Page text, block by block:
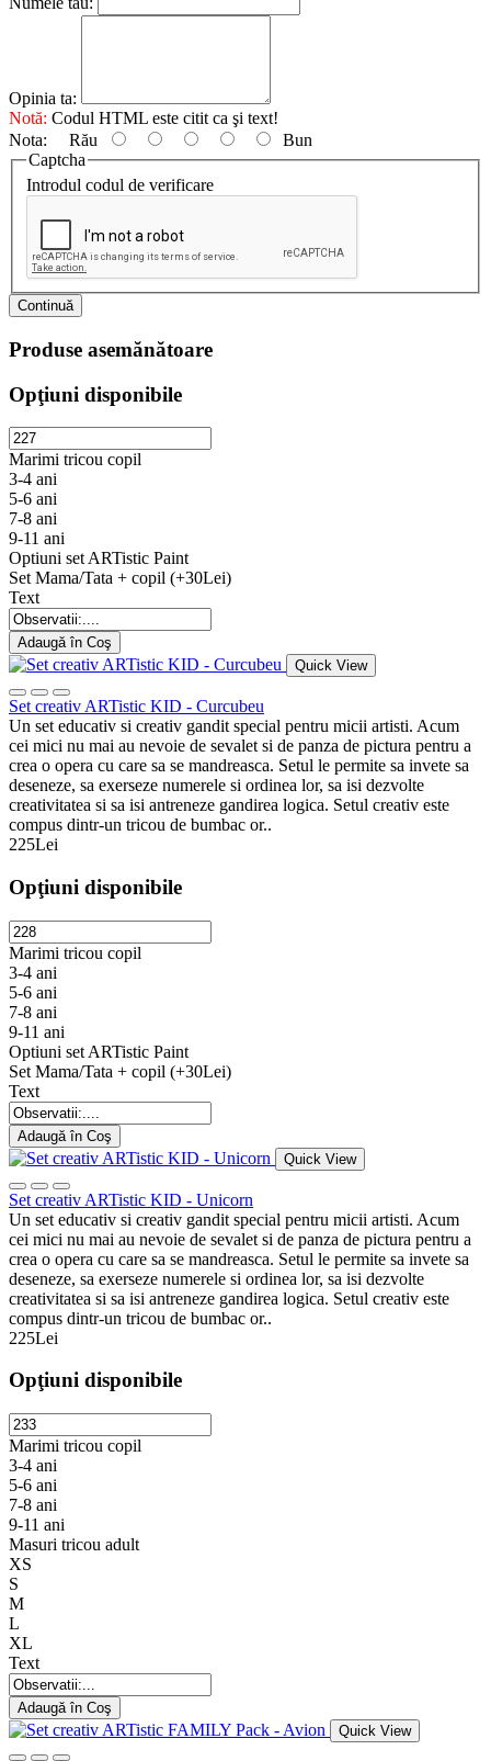
Opinia ta:
Notă: Codul HTML este citit ca şi text!
Nota: Rău
Bun
Captcha
Introdul codul de verificare
Continuă
Produse asemănătoare
Opţiuni disponibile
Marimi tricou copil
3-4 ani
5-6 ani
7-8 ani
9-11 ani
Optiuni set ARTistic Paint
Set Mama/Tata + copil (+30Lei)
Text
Adaugă în Coş
Quick View
Set creativ ARTistic KID - Curcubeu
Un set educativ si creativ gandit special pentru micii artisti. Acum
cei mici nu mai au nevoie de sevalet si de panza de pictura pentru a
crea o opera cu care sa se mandreasca. Setul le permite sa invete sa
deseneze, sa exerseze numerele si ordinea lor, sa isi dezvolte
creativitatea si sa isi antreneze gandirea logica. Setul creativ este
compus dintr-un tricou de bumbac or..
225Lei
Opţiuni disponibile
Marimi tricou copil
3-4 ani
5-6 ani
7-8 ani
9-11 ani
Optiuni set ARTistic Paint
Set Mama/Tata + copil (+30Lei)
Text
Adaugă în Coş
Quick View
Set creativ ARTistic KID - Unicorn
Un set educativ si creativ gandit special pentru micii artisti. Acum
cei mici nu mai au nevoie de sevalet si de panza de pictura pentru a
crea o opera cu care sa se mandreasca. Setul le permite sa invete sa
deseneze, sa exerseze numerele si ordinea lor, sa isi dezvolte
creativitatea si sa isi antreneze gandirea logica. Setul creativ este
compus dintr-un tricou de bumbac or..
225Lei
Opţiuni disponibile
Marimi tricou copil
3-4 ani
5-6 ani
7-8 ani
9-11 ani
Masuri tricou adult
XS
S
M
L
XL
Text
Adaugă în Coş
Quick View